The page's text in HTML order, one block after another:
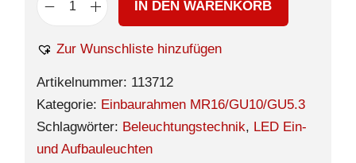
IN DEN WARENKORB
Zur Wunschliste hinzufügen
Artikelnummer: 113712
Kategorie: Einbaurahmen MR16/GU10/GU5.3
Schlagwörter: Beleuchtungstechnik, LED Ein-
und Aufbauleuchten